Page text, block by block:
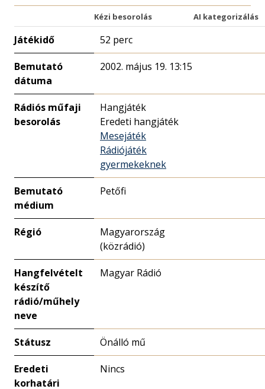
Kézi besorolás AI kategorizálás
Játékidő 52 perc
Bemutató
dátuma
2002. május 19. 13:15
Rádiós műfaji
besorolás
Hangjáték
Eredeti hangjáték
Mesejáték
Rádiójáték
gyermekeknek
Bemutató
médium
Petőfi
Régió
Magyarország
(közrádió)
Hangfelvételt
készítő
rádió/műhely
neve
Magyar Rádió
Státusz Önálló mű
Eredeti
korhatári
Nincs